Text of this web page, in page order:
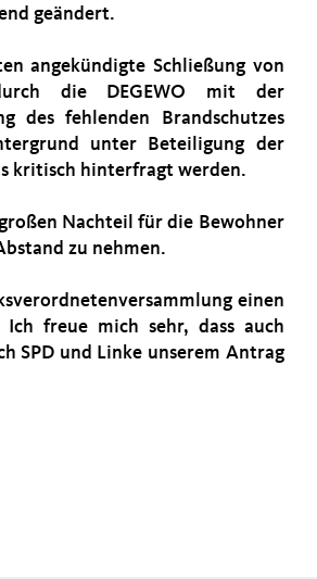
geändert.
angekündigte Schließung von
die DEGEWO mit der
des fehlenden Brandschutzes
unter Beteiligung der
kritisch hinterfragt werden.
Nachteil für die Bewohner
zu nehmen.
einen
freue mich sehr, dass auch
SPD und Linke unserem Antrag